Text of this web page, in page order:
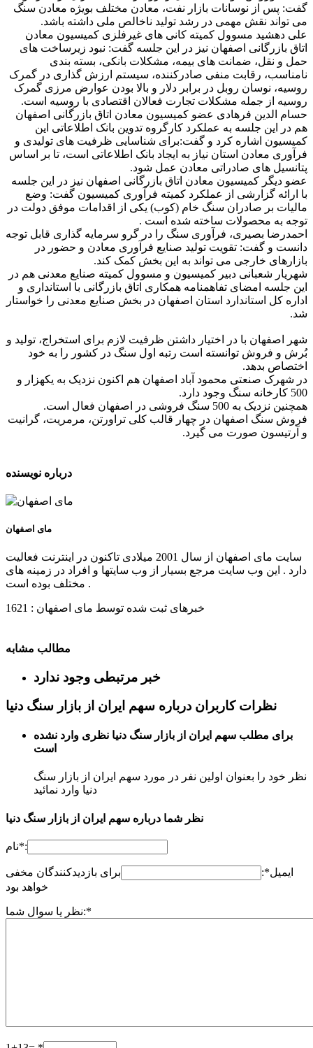
گفت: پس از نوسانات بازار نفت، معادن مختلف بویژه معادن سنگ
می تواند نقش مهمی در رشد تولید ناخالص ملی داشته باشد.
علی دهشید مسوول کمیته کانی های غیرفلزی کمیسیون معادن
اتاق بازرگانی اصفهان نیز در این جلسه گفت: نبود زیرساخت های
حمل و نقل، ضمانت های بیمه، مشکلات بانکی، بسته بندی
نامناسب، رقابت منفی صادرکننده، سیستم ارزش گذاری در گمرک
روسیه، نوسان روبل در برابر دلار و بالا بودن عوارض مرزی گمرک
روسیه از جمله مشکلات تجارت فعالان اقتصادی با روسیه است.
حسام الدین فرهادی عضو کمیسیون معادن اتاق بازرگانی اصفهان
هم در این جلسه به عملکرد کارگروه تدوین بانک اطلاعاتی این
کمیسیون اشاره کرد و گفت:برای شناسایی ظرفیت های تولیدی و
فرآوری معادن استان نیاز به ایجاد بانک اطلاعاتی است، تا بر اساس
پتانسیل های صادراتی معادن عمل شود.
عضو دیگر کمیسیون معادن اتاق بازرگانی اصفهان نیز در این جلسه
با ارائه گزارشی از عملکرد کمیته فرآوری کمیسیون گفت: وضع
مالیات بر صادران سنگ خام (کوب) یکی از اقدامات موفق دولت در
توجه به محصولات ساخته شده است .
احمدرضا بصیری، فرآوری سنگ را در گرو سرمایه گذاری قابل توجه
دانست و گفت: تقویت تولید صنایع فرآوری معادن و حضور در
بازارهای خارجی می تواند به این بخش کمک کند.
شهریار شعبانی دبیر کمیسیون و مسوول کمیته صنایع معدنی هم در
این جلسه امضای تفاهمنامه همکاری اتاق بازرگانی با استانداری و
اداره کل استاندارد استان اصفهان در بخش صنایع معدنی را خواستار
شد.
شهر اصفهان با در اختیار داشتن ظرفیت لازم برای استخراج، تولید و
بُرش و فروش توانسته است رتبه اول سنگ در کشور را به خود
اختصاص بدهد.
در شهرک صنعتی محمود آباد اصفهان هم اکنون نزدیک به یکهزار و
500 کارخانه سنگ وجود دارد.
همچنین نزدیک به 500 سنگ فروشی در اصفهان فعال است.
فروش سنگ اصفهان در چهار قالب کلی تراورتن، مرمریت، گرانیت
و آرتیسون صورت می گیرد.
درباره نویسنده
مای اصفهان
سایت مای اصفهان از سال 2001 میلادی تاکنون در اینترنت فعالیت
دارد . این وب سایت مرجع بسیار از وب سایتها و افراد در زمینه های
مختلف بوده است .
خبرهای ثبت شده توسط مای اصفهان : 1621
مطالب مشابه
خبر مرتبطی وجود ندارد
نظرات کاربران درباره سهم ایران از بازار سنگ دنیا
برای مطلب سهم ایران از بازار سنگ دنیا نظری وارد نشده
است
نظر خود را بعنوان اولین نفر در مورد سهم ایران از بازار سنگ
دنیا وارد نمائید
نظر شما درباره سهم ایران از بازار سنگ دنیا
نام*:
ایمیل*:
برای بازدیدکنندگان مخفی
خواهد بود
نظر یا سوال شما:*